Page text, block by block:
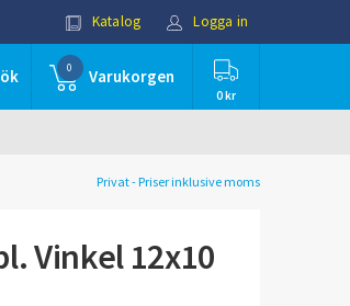
Katalog Logga in
0 Varukorgen
0 kr
Privat - Priser inklusive moms
Vinkel 12x10